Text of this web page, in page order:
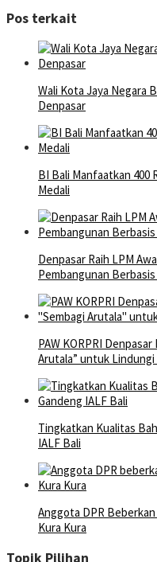
Pos terkait
Wali Kota Jaya Negara
Denpasar
BI Bali Manfaatkan 400
Medali
Denpasar Raih LPM
Pembangunan
PAW KORPRI
Arutala” untuk
Tingkatkan Kualitas
IALF Bali
Anggota DPR Beberkan
Kura Kura
Topik Pilihan